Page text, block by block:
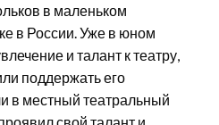
в маленьком
в России. Уже в юном
и талант к театру,
поддержать его
в местный театральный